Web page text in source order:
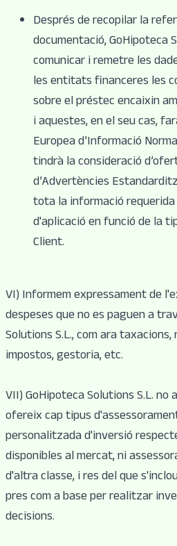
Després de recopilar la
documentació, GoHipoteca
comunicar i remetre les
les entitats financeres les
sobre el préstec encaixin
i aquestes, en el seu cas,
Europea d’Informació
tindrà la consideració
d’Advertències
tota la informació
d'aplicació en funció de la
Client.
VI) Informem expressament de
despeses que no es paguen a
Solutions S.L., com ara
impostos, gestoria, etc.
VII) GoHipoteca Solutions S.L. no
ofereix cap tipus
personalitzada d'inversió
disponibles al mercat, ni
d'altra classe, i res del que
pres com a base per realitzar
decisions.